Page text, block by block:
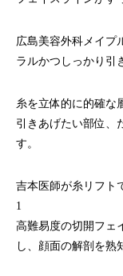
広島美容外科メイプ
ラルかつしっかり引
糸を立体的に的確な
引きあげたい部位、
す。
吉本医師が糸リフト
1
高難易度の切開フェ
し、顔面の解剖を熟